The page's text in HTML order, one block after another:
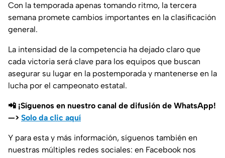
Con la temporada apenas tomando ritmo, la tercera
semana promete cambios importantes en la clasificación
general.
La intensidad de la competencia ha dejado claro que
cada victoria será clave para los equipos que buscan
asegurar su lugar en la postemporada y mantenerse en la
lucha por el campeonato estatal.
📲 ¡Síguenos en nuestro canal de difusión de WhatsApp!
—> Solo da clic aquí
Y para esta y más información, síguenos también en
nuestras múltiples redes sociales: en Facebook nos